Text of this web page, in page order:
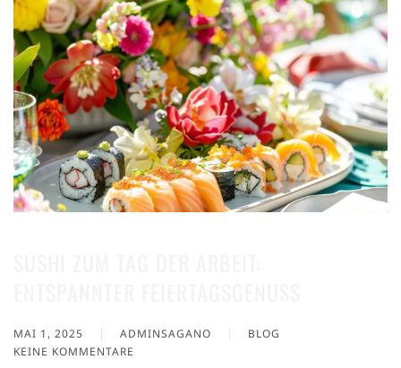
MAI 1, 2025 ADMINSAGANO
BLOG
KEINE KOMMENTARE
ZU